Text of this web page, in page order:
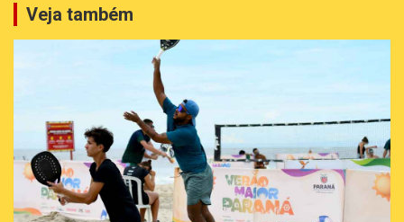
Veja também